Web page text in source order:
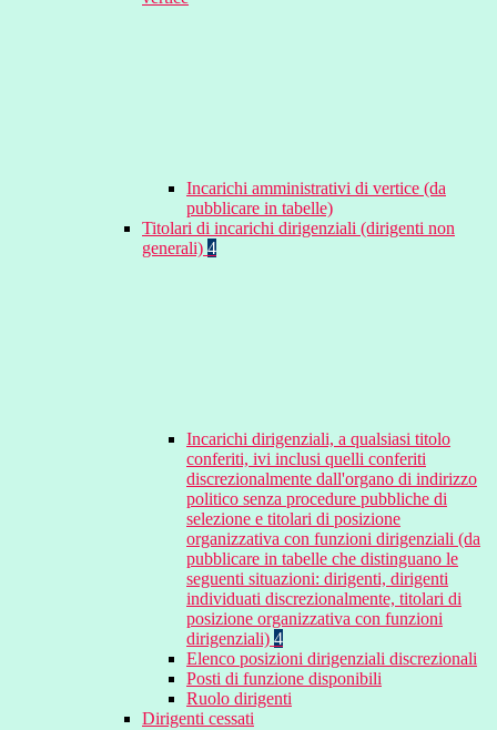
Incarichi amministrativi di vertice (da
pubblicare in tabelle)
Titolari di incarichi dirigenziali (dirigenti non
generali) 4
Incarichi dirigenziali, a qualsiasi titolo
conferiti, ivi inclusi quelli conferiti
discrezionalmente dall'organo di indirizzo
politico senza procedure pubbliche di
selezione e titolari di posizione
organizzativa con funzioni dirigenziali (da
pubblicare in tabelle che distinguano le
seguenti situazioni: dirigenti, dirigenti
individuati discrezionalmente, titolari di
posizione organizzativa con funzioni
dirigenziali) 4
Elenco posizioni dirigenziali discrezionali
Posti di funzione disponibili
Ruolo dirigenti
Dirigenti cessati